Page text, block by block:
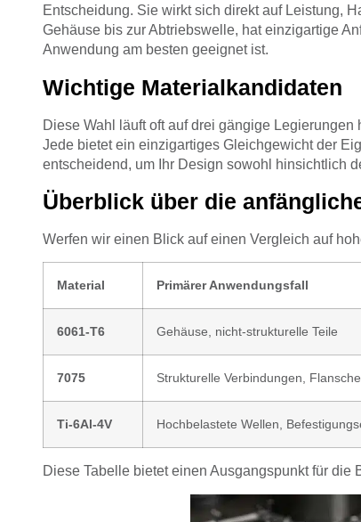
Entscheidung. Sie wirkt sich direkt auf Leistung,
Gehäuse bis zur Abtriebswelle, hat einzigartige
Anwendung am besten geeignet ist.
Wichtige Materialkandidaten
Diese Wahl läuft oft auf drei gängige
Jede bietet ein einzigartiges Gleichgewicht der
entscheidend, um Ihr Design sowohl hinsichtlich
Überblick über die
Werfen wir einen Blick auf einen Vergleich auf
Material Primärer Anwendungsfall
6061-T6 Gehäuse, nicht-strukturelle Teile
7075 Strukturelle Verbindungen, Flansche
Ti-6Al-4V Hochbelastete Wellen,
Diese Tabelle bietet einen Ausgangspunkt für die